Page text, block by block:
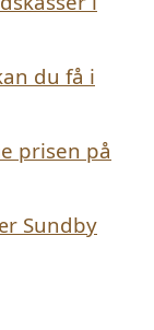
du få i
prisen på
Sundby